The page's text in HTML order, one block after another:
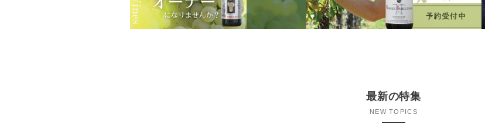
最新の特集
NEW TOPICS